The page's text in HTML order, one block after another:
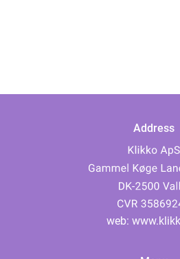
Address
web: